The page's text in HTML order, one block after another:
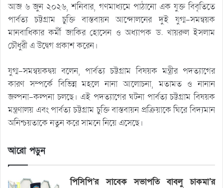
আজ ৬ জুন ২০২৬, শনিবার, গণমাধ্যমে পাঠানো এক যুক্ত বিবৃতিতে
পার্বত্য চট্টগ্রাম চুক্তি বাস্তবায়ন আন্দোলনের দুই যুগ্ম-সমন্বয়ক
মানবাধিকার কর্মী জাকির হোসেন ও অধ্যাপক ড. খায়রুল ইসলাম
চৌধুরী এ উদ্বেগ প্রকাশ করেন।
যুগ্ম-সমন্বয়কদ্বয় বলেন, পার্বত্য চট্টগ্রাম বিষয়ক মন্ত্রীর পদত্যাগের
কারণ সম্পর্কে বিভিন্ন মহলে নানা আলোচনা, মতামত ও নানান
জল্পনা-কল্পনা চলছে। এই পদত্যাগের ঘটনা পার্বত্য চট্টগ্রাম বিষয়ক
মন্ত্রণালয় এবং পার্বত্য চট্টগ্রাম চুক্তি বাস্তবায়ন প্রক্রিয়াকে ঘিরে বিদ্যমান
অনিশ্চয়তাকে নতুন করে সামনে নিয়ে এসেছে।
আরো পড়ুন
পিসিপি’র সাবেক সভাপতি বাবলু চাকমা’র